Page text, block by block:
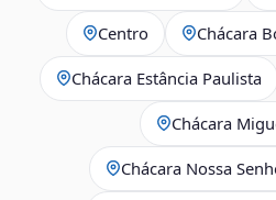
Centro Chácara
Chácara Estância Paulista
Chácara
Chácara Nossa